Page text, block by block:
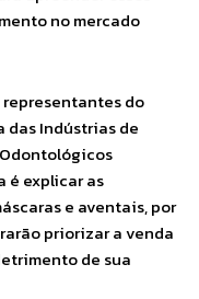
no mercado
do
das Indústrias de
é explicar as
e aventais, por
priorizar a venda
de sua